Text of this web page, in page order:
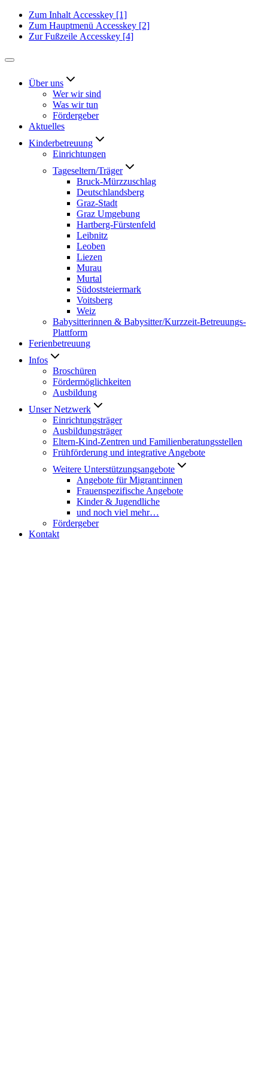
Zum Inhalt Accesskey [1]
Zum Hauptmenü Accesskey [2]
Zur Fußzeile Accesskey [4]
Über uns
Wer wir sind
Was wir tun
Fördergeber
Aktuelles
Kinderbetreuung
Einrichtungen
Tageseltern/Träger
Bruck-Mürzzuschlag
Deutschlandsberg
Graz-Stadt
Graz Umgebung
Hartberg-Fürstenfeld
Leibnitz
Leoben
Liezen
Murau
Murtal
Südoststeiermark
Voitsberg
Weiz
Babysitterinnen & Babysitter/Kurzzeit-Betreuungs-
Plattform
Ferienbetreuung
Infos
Broschüren
Fördermöglichkeiten
Ausbildung
Unser Netzwerk
Einrichtungsträger
Ausbildungsträger
Eltern-Kind-Zentren und Familienberatungsstellen
Frühförderung und integrative Angebote
Weitere Unterstützungsangebote
Angebote für Migrant:innen
Frauenspezifische Angebote
Kinder & Jugendliche
und noch viel mehr…
Fördergeber
Kontakt